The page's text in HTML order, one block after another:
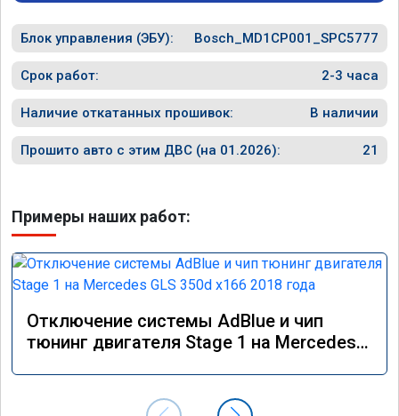
Блок управления (ЭБУ): Bosch_MD1CP001_SPC5777
Срок работ: 2-3 часа
Наличие откатанных прошивок: В наличии
Прошито авто с этим ДВС (на 01.2026): 21
Примеры наших работ:
Отключение системы AdBlue и чип
тюнинг двигателя Stage 1 на Mercedes